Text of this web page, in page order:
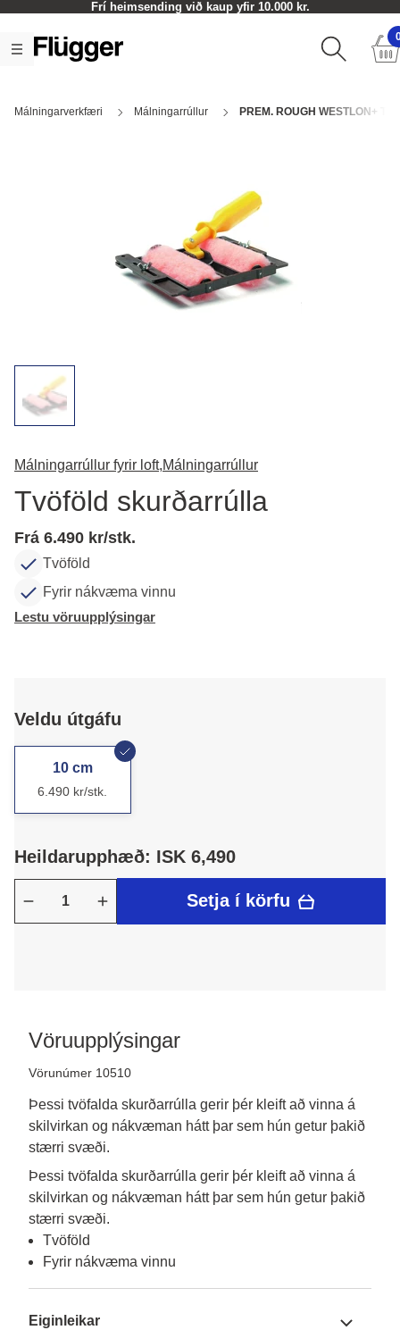
Frí heimsending við kaup yfir 10.000 kr.
Málningarverkfæri Málningarrúllur PREM. ROUGH WESTLON+ T/
Málningarrúllur fyrir loft,Málningarrúllur
Tvöföld skurðarrúlla
Frá 6.490 kr/stk.
Tvöföld
Fyrir nákvæma vinnu
Lestu vöruupplýsingar
Veldu útgáfu
10 cm
6.490 kr/stk.
Heildarupphæð: ISK 6,490
Setja í körfu
Vöruupplýsingar
Vörunúmer 10510
Þessi tvöfalda skurðarrúlla gerir þér kleift að vinna á
skilvirkan og nákvæman hátt þar sem hún getur þakið
stærri svæði.
Þessi tvöfalda skurðarrúlla gerir þér kleift að vinna á
skilvirkan og nákvæman hátt þar sem hún getur þakið
stærri svæði.
Tvöföld
Fyrir nákvæma vinnu
Eiginleikar